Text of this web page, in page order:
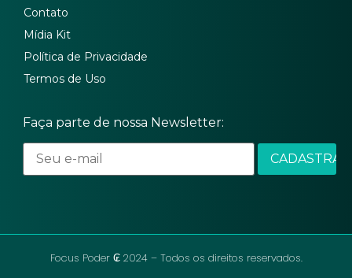
Contato
Mídia Kit
Política de Privacidade
Termos de Uso
Faça parte de nossa Newsletter:
Focus Poder ₢ 2024 – Todos os direitos reservados.